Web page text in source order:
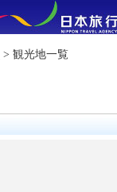
> 観光地一覧